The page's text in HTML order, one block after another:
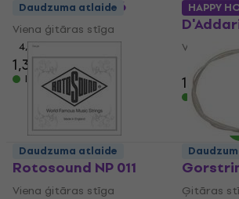
D'Addario PL 016
Viena ģitāras stīga
4,6/5
1,39 €
Ir noliktavā
Viena
4,7/5
1,39 €
Ir
Daudzuma atlaide
Rotosound NP 011
Viena ģitāras stīga
HAPPY
Ģitāras
Daudzuma atlaide